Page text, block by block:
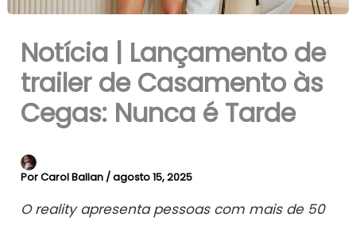
Notícia | Lançamento de
trailer de Casamento às
Cegas: Nunca é Tarde
PorCarol Ballan /agosto 15, 2025
O reality apresenta pessoas com mais de 50